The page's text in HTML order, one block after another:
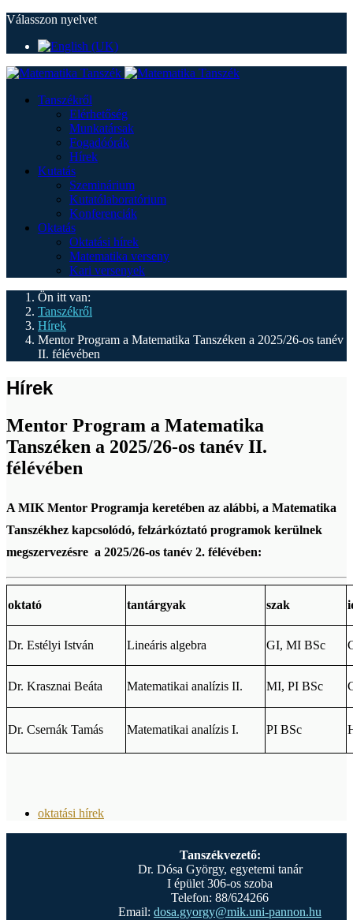
Válasszon nyelvet
Tanszékről
Elérhetőség
Munkatársak
Fogadóórák
Hírek
Kutatás
Szeminárium
Kutatólaboratórium
Konferenciák
Oktatás
Oktatási hírek
Matematika verseny
Kari versenyek
Ön itt van:
Tanszékről
Hírek
Mentor Program a Matematika Tanszéken a 2025/26-os tanév
II. félévében
Hírek
Mentor Program a Matematika
Tanszéken a 2025/26-os tanév II.
félévében
A MIK Mentor Programja keretében az alábbi, a Matematika
Tanszékhez kapcsolódó, felzárkóztató programok kerülnek
megszervezésre a 2025/26-os tanév 2. félévében:
oktató tantárgyak szak
Dr. Estélyi István Lineáris algebra GI, MI BSc
Dr. Krasznai Beáta Matematikai analízis II. MI, PI BSc
Dr. Csernák Tamás Matematikai analízis I. PI BSc
oktatási hírek
Tanszékvezető:
Dr. Dósa György, egyetemi tanár
I épület 306-os szoba
Telefon: 88/624266
Email: dosa.gyorgy@mik.uni-pannon.hu